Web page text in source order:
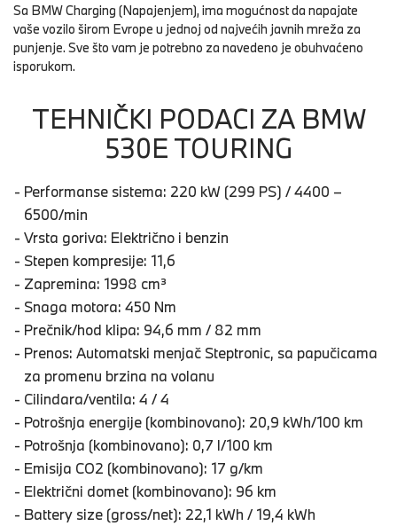
Sa BMW Charging (Napajenjem), ima mogućnost da napajate
vaše vozilo širom Evrope u jednoj od najvećih javnih mreža za
punjenje. Sve što vam je potrebno za navedeno je obuhvaćeno
isporukom.
TEHNIČKI PODACI ZA BMW
530E TOURING
Performanse sistema: 220 kW (299 PS) / 4400 –
6500/min
Vrsta goriva: Električno i benzin
Stepen kompresije: 11,6
Zapremina: 1998 cm³
Snaga motora: 450 Nm
Prečnik/hod klipa: 94,6 mm / 82 mm
Prenos: Automatski menjač Steptronic, sa papučicama
za promenu brzina na volanu
Cilindara/ventila: 4 / 4
Potrošnja energije (kombinovano): 20,9 kWh/100 km
Potrošnja (kombinovano): 0,7 l/100 km
Emisija CO2 (kombinovano): 17 g/km
Električni domet (kombinovano): 96 km
Battery size (gross/net): 22,1 kWh / 19,4 kWh